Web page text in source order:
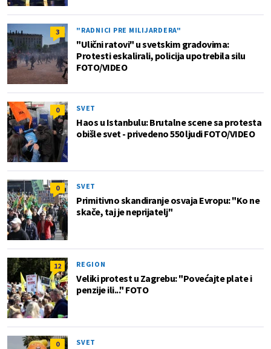
3 "RADNICI PRE MILIJARDERA"
"Ulični ratovi" u svetskim gradovima:
Protesti eskalirali, policija upotrebila silu
FOTO/VIDEO
0 SVET
Haos u Istanbulu: Brutalne scene sa protesta
obišle svet - privedeno 550 ljudi FOTO/VIDEO
0 SVET
Primitivno skandiranje osvaja Evropu: "Ko ne
skače, taj je neprijatelj"
12 REGION
Veliki protest u Zagrebu: "Povećajte plate i
penzije ili..." FOTO
0 SVET